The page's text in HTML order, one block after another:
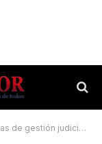
judicial moderna